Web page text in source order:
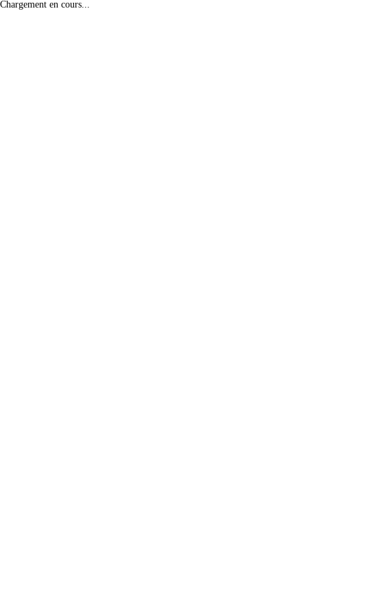
Chargement en cours...